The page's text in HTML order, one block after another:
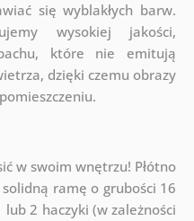
się wyblakłych barw.
wysokiej jakości,
które nie emitują
dzięki czemu obrazy
w swoim wnętrzu! Płótno
ramę o grubości 16
2 haczyki (w zależności